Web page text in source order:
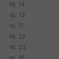
14
13
11
22
23